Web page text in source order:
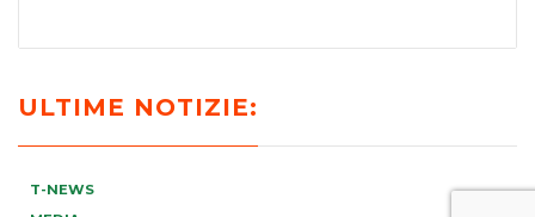
ULTIME NOTIZIE:
T-NEWS